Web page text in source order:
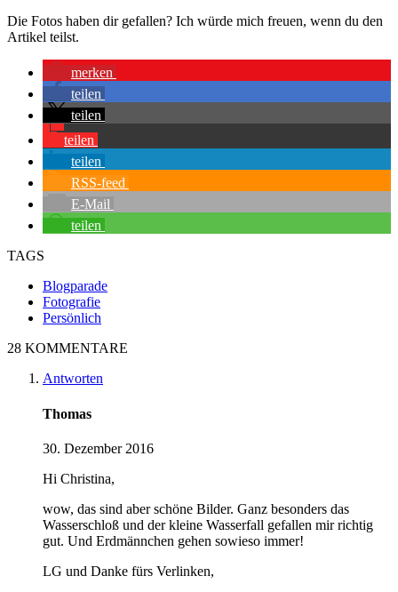
Die Fotos haben dir gefallen? Ich würde mich freuen, wenn du den
Artikel teilst.
merken
teilen
teilen
teilen
teilen
RSS-feed
E-Mail
teilen
TAGS
Blogparade
Fotografie
Persönlich
28 KOMMENTARE
Antworten
Thomas
30. Dezember 2016
Hi Christina,
wow, das sind aber schöne Bilder. Ganz besonders das
Wasserschloß und der kleine Wasserfall gefallen mir richtig
gut. Und Erdmännchen gehen sowieso immer!
LG und Danke fürs Verlinken,